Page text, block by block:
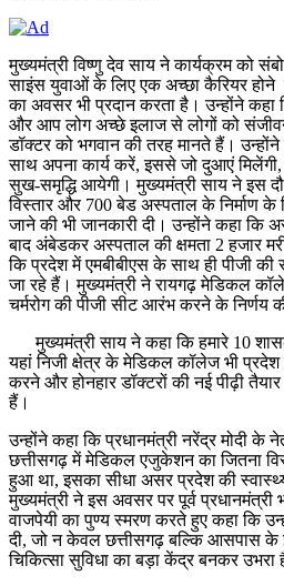
मुख्यमंत्री विष्णु देव साय ने कार्यक्रम को
साइंस युवाओं के लिए एक अच्छा कैरियर
का अवसर भी प्रदान करता है। उन्होंने
और आप लोग अच्छे इलाज से लोगों को
डॉक्टर को भगवान की तरह मानते हैं।
साथ अपना कार्य करें, इससे जो दुआएं
सुख-समृद्धि आयेगी। मुख्यमंत्री साय ने इस
विस्तार और 700 बेड अस्पताल के निर्माण के
जाने की भी जानकारी दी। उन्होंने कहा कि
बाद अंबेडकर अस्पताल की क्षमता 2 हजार
कि प्रदेश में एमबीबीएस के साथ ही पीजी की
जा रहे हैं। मुख्यमंत्री ने रायगढ़ मेडिकल
चर्मरोग की पीजी सीट आरंभ करने के निर्णय
मुख्यमंत्री साय ने कहा कि हमारे 10
यहां निजी क्षेत्र के मेडिकल कॉलेज भी
करने और होनहार डॉक्टरों की नई पीढ़ी
हैं।
उन्होंने कहा कि प्रधानमंत्री नरेंद्र मोदी
छत्तीसगढ़ में मेडिकल एजुकेशन का जितना
हुआ था, इसका सीधा असर प्रदेश की
मुख्यमंत्री ने इस अवसर पर पूर्व प्रधानमंत्री
वाजपेयी का पुण्य स्मरण करते हुए कहा कि
दी, जो न केवल छत्तीसगढ़ बल्कि आसपास के
चिकित्सा सुविधा का बड़ा केंद्र बनकर उभरा